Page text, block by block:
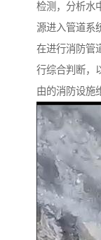
检测，分析水
源进入管道系
在进行消防管
行综合判断，
由的消防设施